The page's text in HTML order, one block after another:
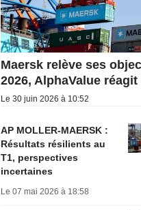
Maersk relève ses
2026, AlphaValue réagit
Le 30 juin 2026 à 10:52
AP MOLLER-MAERSK :
Résultats résilients au
T1, perspectives
incertaines
Le 07 mai 2026 à 18:58